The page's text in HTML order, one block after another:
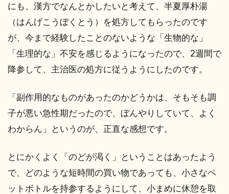
にも、漢方でなんとかしたいと考えて、半夏厚朴湯
（はんげこうぼくとう）を処方してもらったのです
が、今まで経験したことのないような「生物的な」
「生理的な」不安を感じるようになったので、2週間で
降参して、主治医の処方に従うようにしたのです。
「副作用的なものがあったのかどうかは、そもそも調
子が悪い急性期だったので、ぼんやりしていて、よく
わからん」というのが、正直な感想です。
とにかくよく「のどが渇く」ということはあったよう
で、どのような短時間の買い物であっても、小さなペ
ットボトルを持参するようにして、小まめに休憩を取